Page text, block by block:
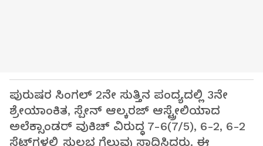
ಪುರುಷರ ಸಿಂಗಲ್ 2ನೇ ಸುತ್ತಿನ ಪಂದ್ಯದಲ್ಲಿ 3ನೇ
ಶ್ರೇಯಾಂಕಿತ, ಸ್ಪೇನ್ ಆಲ್ಕರಜ್ ಆಸ್ಟ್ರೇಲಿಯಾದ
ಅಲೆಕ್ಸಾಂಡರ್ ವುಕಿಚ್ ವಿರುದ್ಧ 7-6(7/5), 6-2, 6-2
ಸೆಟ್‌ಗಳಲ್ಲಿ ಸುಲಭ ಗೆಲುವು ಸಾಧಿಸಿದರು. ಈ